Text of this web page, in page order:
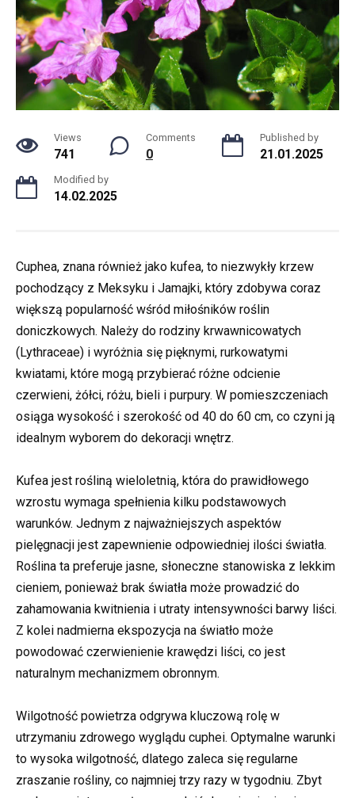
Views
741
Comments
0
Published by
21.01.2025
Modified by
14.02.2025
Cuphea, znana również jako kufea, to niezwykły krzew
pochodzący z Meksyku i Jamajki, który zdobywa coraz
większą popularność wśród miłośników roślin
doniczkowych. Należy do rodziny krwawnicowatych
(Lythraceae) i wyróżnia się pięknymi, rurkowatymi
kwiatami, które mogą przybierać różne odcienie
czerwieni, żółci, różu, bieli i purpury. W pomieszczeniach
osiąga wysokość i szerokość od 40 do 60 cm, co czyni ją
idealnym wyborem do dekoracji wnętrz.
Kufea jest rośliną wieloletnią, która do prawidłowego
wzrostu wymaga spełnienia kilku podstawowych
warunków. Jednym z najważniejszych aspektów
pielęgnacji jest zapewnienie odpowiedniej ilości światła.
Roślina ta preferuje jasne, słoneczne stanowiska z lekkim
cieniem, ponieważ brak światła może prowadzić do
zahamowania kwitnienia i utraty intensywności barwy liści.
Z kolei nadmierna ekspozycja na światło może
powodować czerwienienie krawędzi liści, co jest
naturalnym mechanizmem obronnym.
Wilgotność powietrza odgrywa kluczową rolę w
utrzymaniu zdrowego wyglądu cuphei. Optymalne warunki
to wysoka wilgotność, dlatego zaleca się regularne
zraszanie rośliny, co najmniej trzy razy w tygodniu. Zbyt